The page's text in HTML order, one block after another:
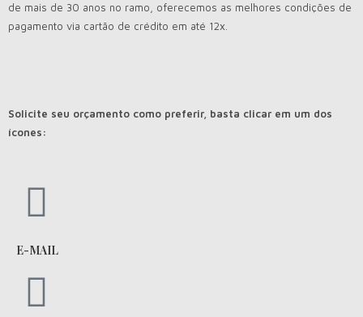
de mais de 30 anos no ramo, oferecemos as melhores condições de
pagamento via cartão de crédito em até 12x.
Solicite seu orçamento como preferir, basta clicar em um dos
ícones:
E-MAIL